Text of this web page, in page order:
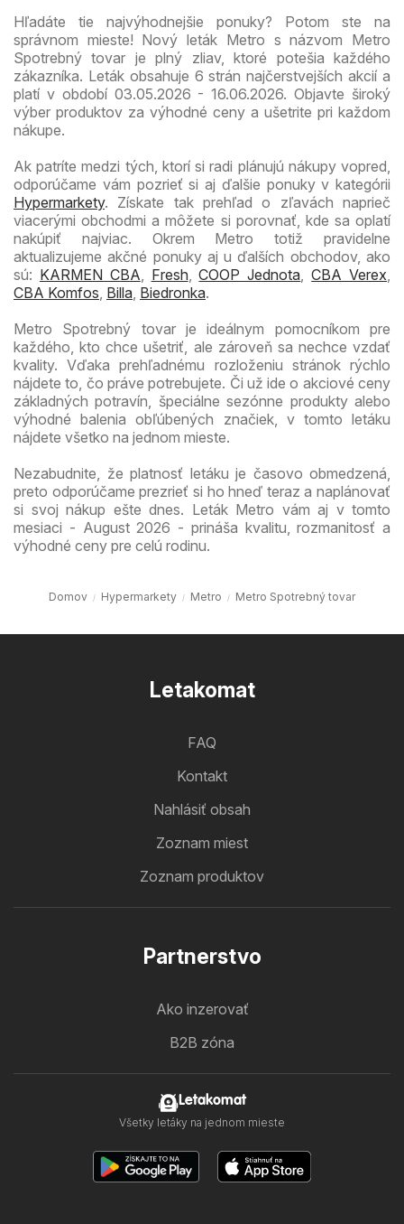
Hľadáte tie najvýhodnejšie ponuky? Potom ste na
správnom mieste! Nový leták Metro s názvom Metro
Spotrebný tovar je plný zliav, ktoré potešia každého
zákazníka. Leták obsahuje 6 strán najčerstvejších akcií a
platí v období 03.05.2026 - 16.06.2026. Objavte široký
výber produktov za výhodné ceny a ušetrite pri každom
nákupe.
Ak patríte medzi tých, ktorí si radi plánujú nákupy vopred,
odporúčame vám pozrieť si aj ďalšie ponuky v kategórii
Hypermarkety. Získate tak prehľad o zľavách naprieč
viacerými obchodmi a môžete si porovnať, kde sa oplatí
nakúpiť najviac. Okrem Metro totiž pravidelne
aktualizujeme akčné ponuky aj u ďalších obchodov, ako
sú: KARMEN CBA, Fresh,COOP Jednota,CBA Verex,
CBA Komfos, Billa, Biedronka.
Metro Spotrebný tovar je ideálnym pomocníkom pre
každého, kto chce ušetriť, ale zároveň sa nechce vzdať
kvality. Vďaka prehľadnému rozloženiu stránok rýchlo
nájdete to, čo práve potrebujete. Či už ide o akciové ceny
základných potravín, špeciálne sezónne produkty alebo
výhodné balenia obľúbených značiek, v tomto letáku
nájdete všetko na jednom mieste.
Nezabudnite, že platnosť letáku je časovo obmedzená,
preto odporúčame prezrieť si ho hneď teraz a naplánovať
si svoj nákup ešte dnes. Leták Metro vám aj v tomto
mesiaci - August 2026 - prináša kvalitu, rozmanitosť a
výhodné ceny pre celú rodinu.
Domov Hypermarkety Metro Metro Spotrebný tovar
Letakomat
FAQ
Kontakt
Nahlásiť obsah
Zoznam miest
Zoznam produktov
Partnerstvo
Ako inzerovať
B2B zóna
Letakomat
Všetky letáky na jednom mieste